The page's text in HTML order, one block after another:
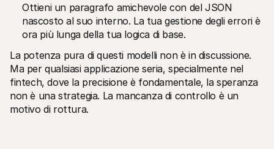
Scopri perché Mollie è sul tuo estratto conto bancario
Per i clienti di Mollie
Contatta il nostro team di supporto clienti
Contatta vendite
Scopri come possiamo aiutare il tuo business
Ottieni un paragrafo amichevole con del JSON
nascosto al suo interno. La tua gestione degli errori è
ora più lunga della tua logica di base.
La potenza pura di questi modelli non è in discussione.
Ma per qualsiasi applicazione seria, specialmente nel
fintech, dove la precisione è fondamentale, la speranza
non è una strategia. La mancanza di controllo è un
motivo di rottura.